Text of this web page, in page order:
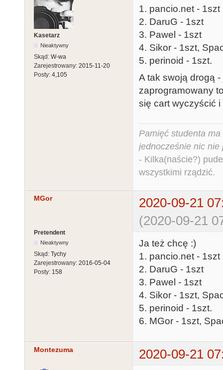
Kasetarz
Nieaktywny
Skąd: W-wa
Zarejestrowany: 2015-11-20
Posty: 4,105
1. pancio.net - 1szt
2. DaruG - 1szt
3. Pawel - 1szt
4. Sikor - 1szt,
5. perinoid - 1szt.
A tak swoją drogą
zaprogramowany
się cart wyczyścić
Pamięć studenta
jednocześnie nic nie
- Kilka(naście?)
wszystkimi rządzić.
MGor
2020-09-21
(2020-09-21
Pretendent
Nieaktywny
Skąd: Tychy
Zarejestrowany: 2016-05-04
Posty: 158
Ja też chcę :)
1. pancio.net - 1szt
2. DaruG - 1szt
3. Pawel - 1szt
4. Sikor - 1szt,
5. perinoid - 1szt.
6. MGor - 1szt,
Montezuma 2020-09-21